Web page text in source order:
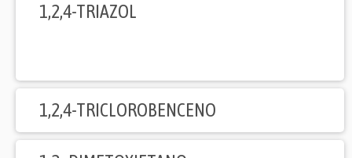
1,2,4-TRIAZOL
1,2,4-TRICLOROBENCENO